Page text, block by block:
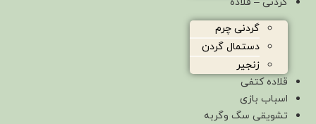
گردنی چرم
دستمال گردن
زنجیر
قلاده کتفی
اسباب بازی
تشویقی سگ وگربه